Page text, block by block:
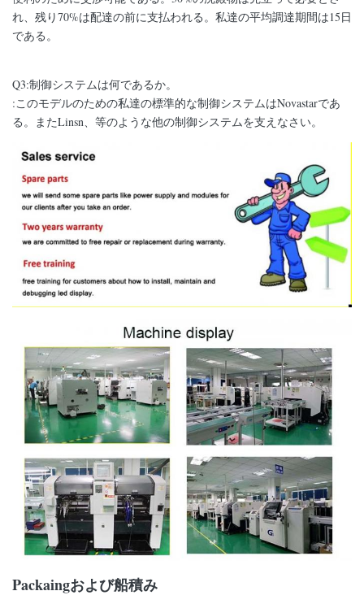
れ、残り70%は配達の前に支払われる。私達の平均調達期間は15日
である。
Q3:制御システムは何であるか。
:このモデルのための私達の標準的な制御システムはNovastarであ
る。またLinsn、等のような他の制御システムを支えなさい。
Packaingおよび船積み